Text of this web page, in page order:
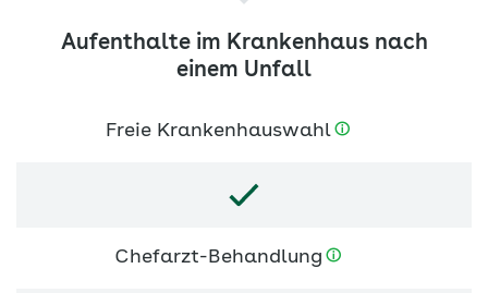
Aufenthalte im Krankenhaus nach
einem Unfall
Freie Krankenhauswahl
Chefarzt-Behandlung